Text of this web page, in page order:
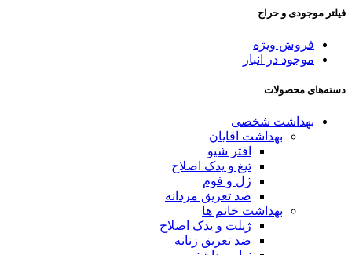
فیلتر موجودی و حراج
فروش ویژه
موجود در انبار
دسته‌های محصولات
بهداشت شخصی
بهداشت اقایان
افتر شیو
تیغ و یدک اصلاح
ژل و فوم
ضد تعریق مردانه
بهداشت خانم ها
ژیلت و یدک اصلاح
ضد تعریق زنانه